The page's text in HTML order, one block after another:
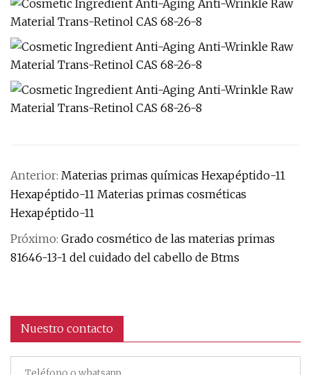
Anterior: Materias primas químicas Hexapéptido-11
Hexapéptido-11 Materias primas cosméticas
Hexapéptido-11
Próximo: Grado cosmético de las materias primas
81646-13-1 del cuidado del cabello de Btms
Nuestro contacto